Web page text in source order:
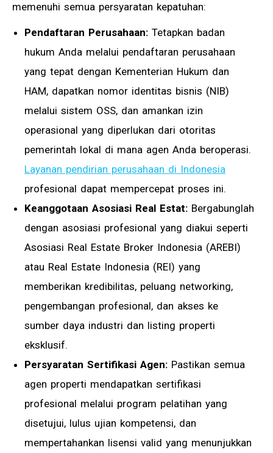
memenuhi semua persyaratan kepatuhan:
Pendaftaran Perusahaan: Tetapkan badan
hukum Anda melalui pendaftaran perusahaan
yang tepat dengan Kementerian Hukum dan
HAM, dapatkan nomor identitas bisnis (NIB)
melalui sistem OSS, dan amankan izin
operasional yang diperlukan dari otoritas
pemerintah lokal di mana agen Anda beroperasi.
Layanan pendirian perusahaan di Indonesia
profesional dapat mempercepat proses ini.
Keanggotaan Asosiasi Real Estat: Bergabunglah
dengan asosiasi profesional yang diakui seperti
Asosiasi Real Estate Broker Indonesia (AREBI)
atau Real Estate Indonesia (REI) yang
memberikan kredibilitas, peluang networking,
pengembangan profesional, dan akses ke
sumber daya industri dan listing properti
eksklusif.
Persyaratan Sertifikasi Agen: Pastikan semua
agen properti mendapatkan sertifikasi
profesional melalui program pelatihan yang
disetujui, lulus ujian kompetensi, dan
mempertahankan lisensi valid yang menunjukkan